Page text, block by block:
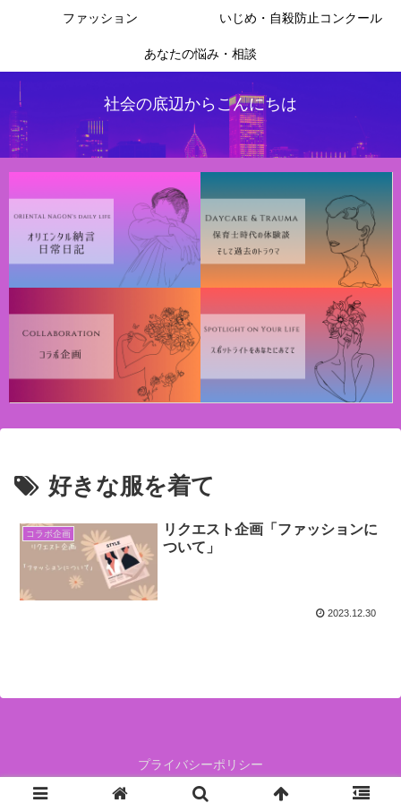
社会の底辺からこんにちは
ファッション いじめ・自殺防止コンクール
あなたの悩み・相談
好きな服を着て
コラボ企画
リクエスト企画「ファッションに
ついて」
2023.12.30
プライバシーポリシー
人生白か黒かで決めないで、グレーの中で生きていこう